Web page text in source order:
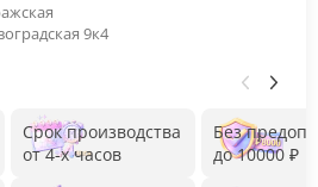
9к4
Срок производства
от 4-х часов
Без
до 10000 ₽